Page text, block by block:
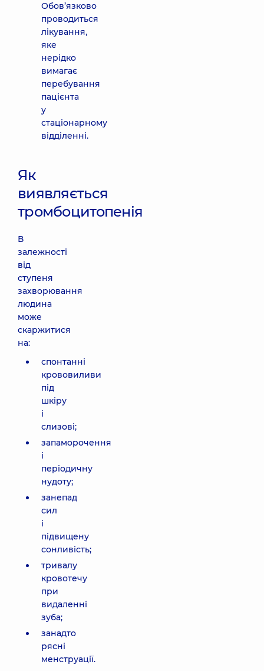
Обов’язково
проводиться
лікування,
яке
нерідко
вимагає
перебування
пацієнта
у
стаціонарному
відділенні.
Як
виявляється
тромбоцитопенія
В
залежності
від
ступеня
захворювання
людина
може
скаржитися
на:
спонтанні
крововиливи
під
шкіру
і
слизові;
запаморочення
і
періодичну
нудоту;
занепад
сил
і
підвищену
сонливість;
тривалу
кровотечу
при
видаленні
зуба;
занадто
рясні
менструації.